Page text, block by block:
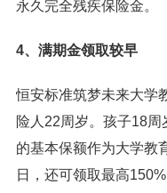
永久完全残疾保险金。
4、满期金领取较早
恒安标准筑梦未来大学
险人22周岁。孩子18
的基本保额作为大学教
日，还可领取最高